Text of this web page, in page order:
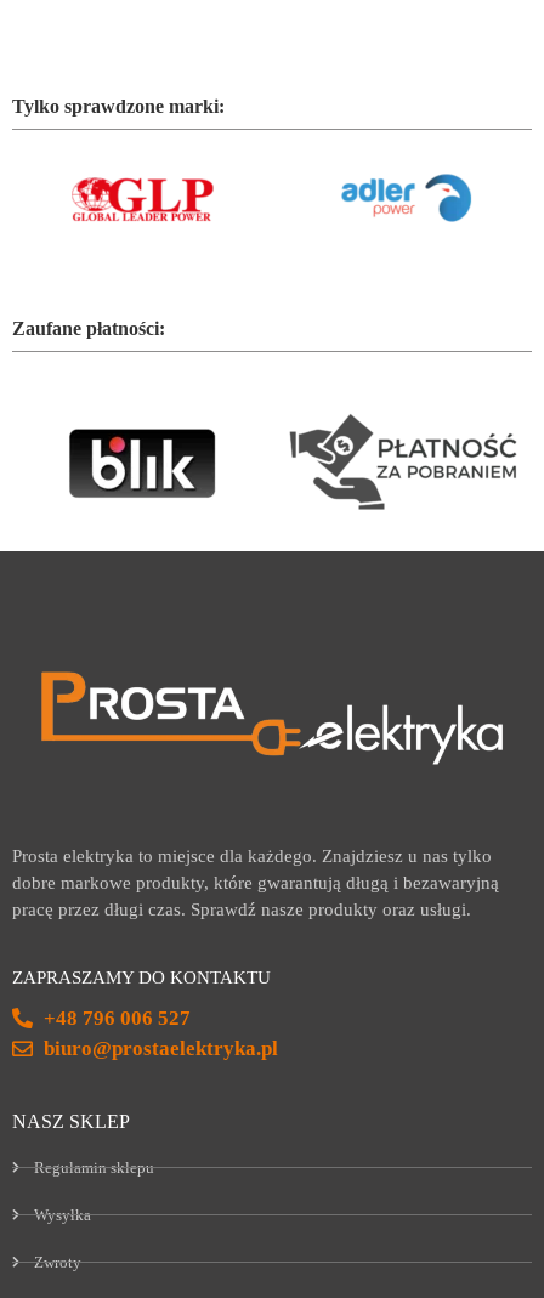
Tylko sprawdzone marki:
Zaufane płatności:
Prosta elektryka to miejsce dla każdego. Znajdziesz u nas tylko
dobre markowe produkty, które gwarantują długą i bezawaryjną
pracę przez długi czas. Sprawdź nasze produkty oraz usługi.
ZAPRASZAMY DO KONTAKTU
+48 796 006 527
biuro@prostaelektryka.pl
NASZ SKLEP
Regulamin sklepu
Wysyłka
Zwroty